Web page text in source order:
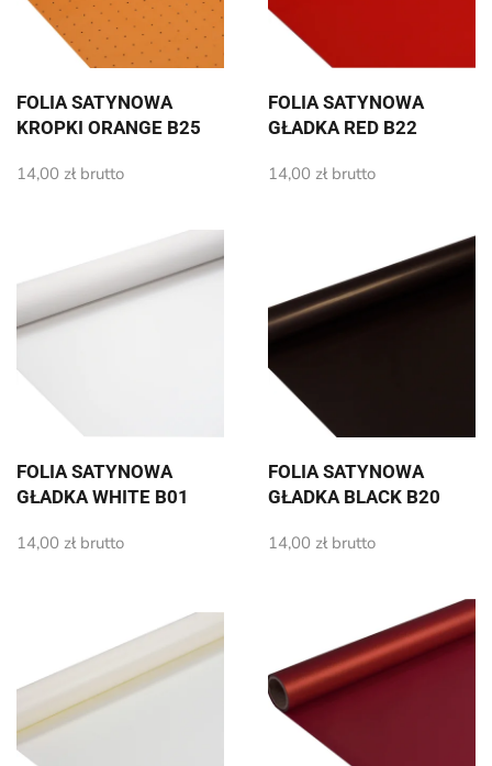
FOLIA SATYNOWA
KROPKI ORANGE B25
14,00 złbrutto
FOLIA SATYNOWA
GŁADKA RED B22
14,00 złbrutto
FOLIA SATYNOWA
GŁADKA WHITE B01
14,00 złbrutto
FOLIA SATYNOWA
GŁADKA BLACK B20
14,00 złbrutto